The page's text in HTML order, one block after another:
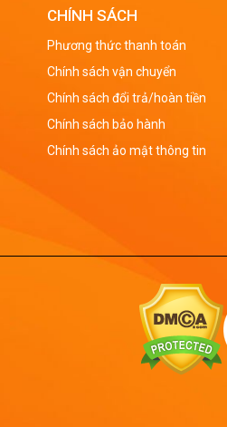
CHÍNH SÁCH
Phương thức thanh toán
Chính sách vận chuyển
Chính sách đổi trả/hoàn tiền
Chính sách bảo hành
Chính sách ảo mật thông tin